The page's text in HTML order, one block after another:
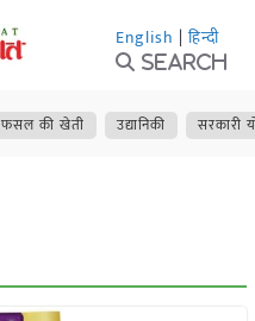
English | हिन्दी
Search
फसल की खेती उद्यानिकी सरकारी